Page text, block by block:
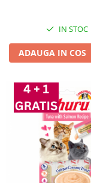
IN STOC
ADAUGA IN COS